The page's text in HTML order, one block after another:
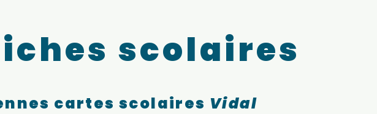
scolaires
cartes scolaires Vidal